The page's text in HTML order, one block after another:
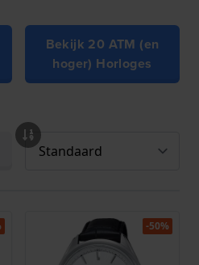
Bekijk 20 ATM (en
hoger) Horloges
-50%